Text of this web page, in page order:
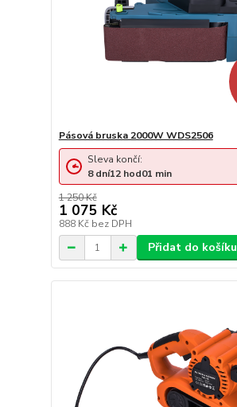
Pásová bruska 2000W WDS2506
1 250 Kč
1 075 Kč
888 Kč bez DPH
Sleva končí:
8 dní12 hod01 min
Přidat do košíku